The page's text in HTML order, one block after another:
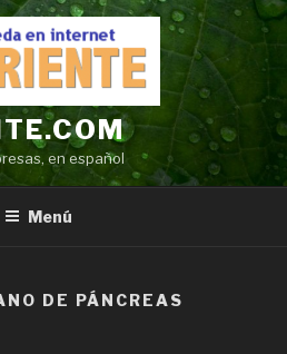
en español
Menú
DE PÁNCREAS